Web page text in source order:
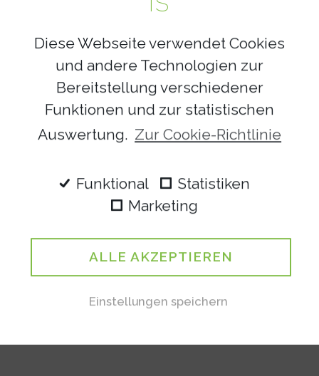
HUSSEIN ALHAJJ
PHYSIOTHERAPEUT
EVA BLANK
PHYSIOTHERAPEUTIN
ANNA MAUCHER
PHYSIOTHERAPEUT
MONIKA LEUSCH
Diese Webseite verwendet Cookies
und andere Technologien zur
Bereitstellung verschiedener
Funktionen und zur statistischen
Auswertung. Zur Cookie-Richtlinie
Funktional
Statistiken
Marketing
ALLE AKZEPTIEREN
Einstellungen speichern